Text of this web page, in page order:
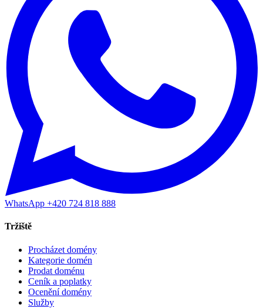
WhatsApp +420 724 818 888
Tržiště
Procházet domény
Kategorie domén
Prodat doménu
Ceník a poplatky
Ocenění domény
Služby